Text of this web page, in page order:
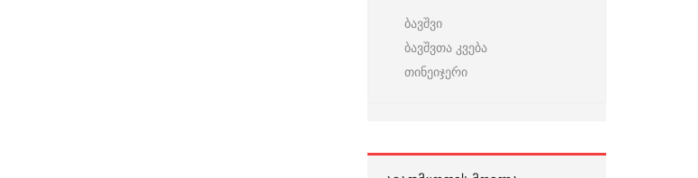
ბავშვი
ბავშვთა კვება
თინეიჯერი